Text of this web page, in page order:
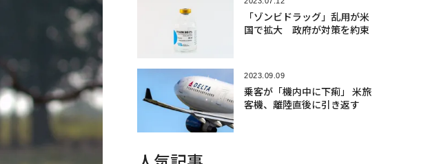
「ゾンビドラッグ」乱用が米
国で拡大 政府が対策を約束
2023.09.09
乗客が「機内中に下痢」 米旅
客機、離陸直後に引き返す